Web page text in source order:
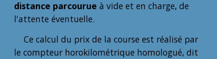
distance parcourue à vide et en charge, de
l'attente éventuelle.
Ce calcul du prix de la course est réalisé par
le compteur horokilométrique homologué, dit